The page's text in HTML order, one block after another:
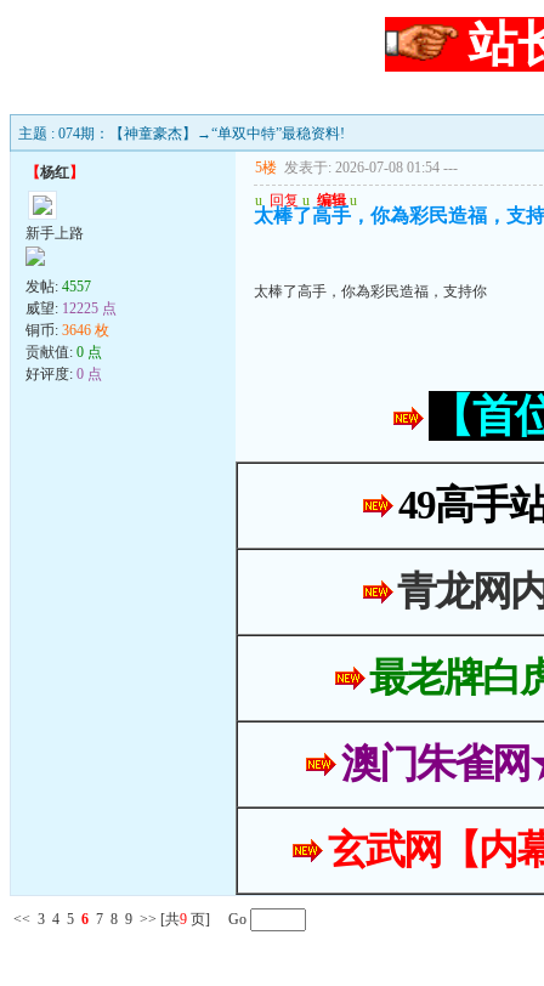
站
主题 : 074期：【神童豪杰】→“单双中特”最稳资料!
【杨红】
新手上路
发帖: 4557
威望: 12225 点
铜币: 3646 枚
贡献值: 0 点
好评度: 0 点
5楼 发表于: 2026-07-08 01:54 ---
u 回复 u 编辑 u
太棒了高手，你為彩民造福，支
太棒了高手，你為彩民造福，支持你
【
49高手
青龙网
最老牌白
澳门朱雀
玄武网【内
<< 3 4 5 6 7 8 9 >> [共9 页] Go